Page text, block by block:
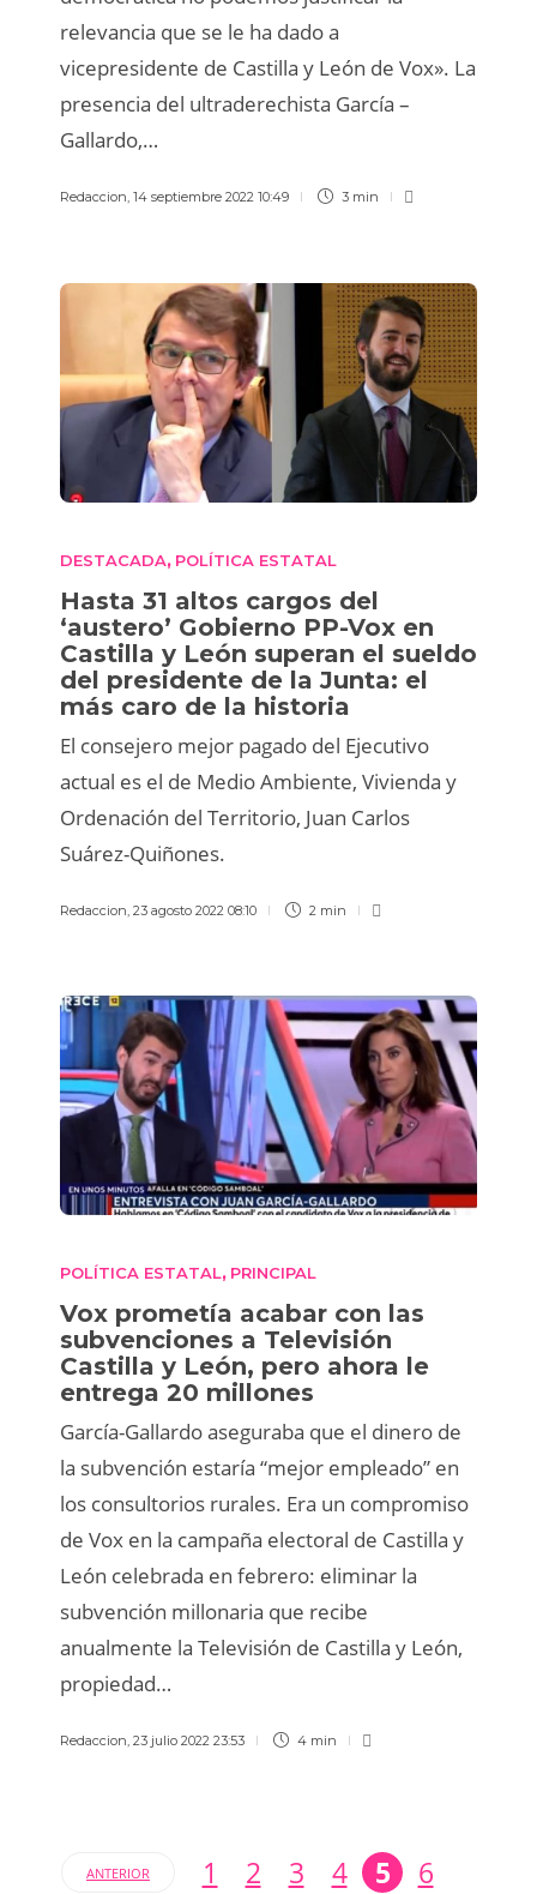
relevancia que se le ha dado a
vicepresidente de Castilla y León de Vox». La
presencia del ultraderechista García –
Gallardo,…
Redaccion 14 septiembre 2022 10:49 3 min
DESTACADA, POLÍTICA ESTATAL
Hasta 31 altos cargos del
‘austero’ Gobierno PP-Vox en
Castilla y León superan el sueldo
del presidente de la Junta: el
más caro de la historia
El consejero mejor pagado del Ejecutivo
actual es el de Medio Ambiente, Vivienda y
Ordenación del Territorio, Juan Carlos
Suárez-Quiñones.
Redaccion 23 agosto 2022 08:10 2 min
POLÍTICA ESTATAL, PRINCIPAL
Vox prometía acabar con las
subvenciones a Televisión
Castilla y León, pero ahora le
entrega 20 millones
García-Gallardo aseguraba que el dinero de
la subvención estaría “mejor empleado” en
los consultorios rurales. Era un compromiso
de Vox en la campaña electoral de Castilla y
León celebrada en febrero: eliminar la
subvención millonaria que recibe
anualmente la Televisión de Castilla y León,
propiedad…
Redaccion 23 julio 2022 23:53 4 min
ANTERIOR 1 2 3 4 5 6